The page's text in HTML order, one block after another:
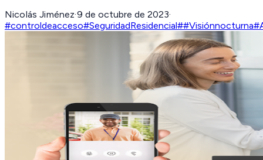
Nicolás Jiménez·9 de octubre de 2023·
#controldeacceso#SeguridadResidencial##Visiónnocturna